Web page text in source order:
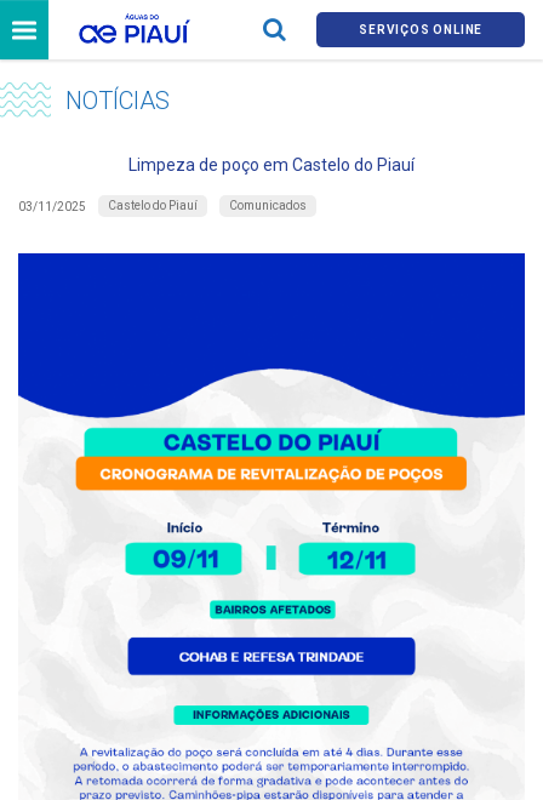
SERVIÇOS ONLINE
NOTÍCIAS
Limpeza de poço em Castelo do Piauí
03/11/2025 Castelo do Piauí Comunicados